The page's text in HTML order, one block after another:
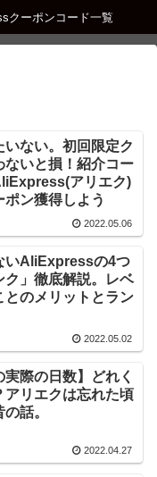
クーポンコード一覧
いない。初回限定ク
ないと損！紹介コー
アリエク)
ン獲得しよう
2022.05.06
いAliExpressの4つ
ク」徹底解説。レベ
とのメリットとラン
2022.05.02
実際の日数】どれく
アリエクは忘れた頃
話。
2022.04.27